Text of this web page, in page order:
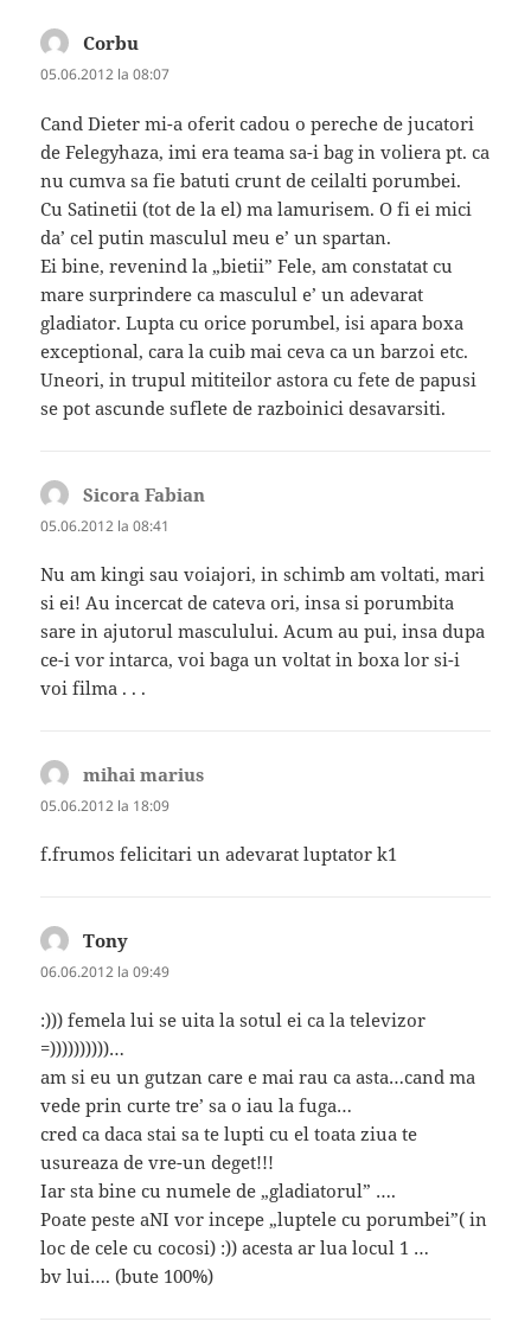
Corbu
05.06.2012 la 08:07
Cand Dieter mi-a oferit cadou o pereche de jucatori
de Felegyhaza, imi era teama sa-i bag in voliera pt. ca
nu cumva sa fie batuti crunt de ceilalti porumbei.
Cu Satinetii (tot de la el) ma lamurisem. O fi ei mici
da’ cel putin masculul meu e’ un spartan.
Ei bine, revenind la „bietii” Fele, am constatat cu
mare surprindere ca masculul e’ un adevarat
gladiator. Lupta cu orice porumbel, isi apara boxa
exceptional, cara la cuib mai ceva ca un barzoi etc.
Uneori, in trupul mititeilor astora cu fete de papusi
se pot ascunde suflete de razboinici desavarsiti.
Sicora Fabian
05.06.2012 la 08:41
Nu am kingi sau voiajori, in schimb am voltati, mari
si ei! Au incercat de cateva ori, insa si porumbita
sare in ajutorul masculului. Acum au pui, insa dupa
ce-i vor intarca, voi baga un voltat in boxa lor si-i
voi filma . . .
mihai marius
05.06.2012 la 18:09
f.frumos felicitari un adevarat luptator k1
Tony
06.06.2012 la 09:49
:))) femela lui se uita la sotul ei ca la televizor
=))))))))))…
am si eu un gutzan care e mai rau ca asta…cand ma
vede prin curte tre’ sa o iau la fuga…
cred ca daca stai sa te lupti cu el toata ziua te
usureaza de vre-un deget!!!
Iar sta bine cu numele de „gladiatorul” ….
Poate peste aNI vor incepe „luptele cu porumbei”( in
loc de cele cu cocosi) :)) acesta ar lua locul 1 …
bv lui…. (bute 100%)